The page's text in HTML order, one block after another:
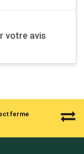
votre avis
ferme